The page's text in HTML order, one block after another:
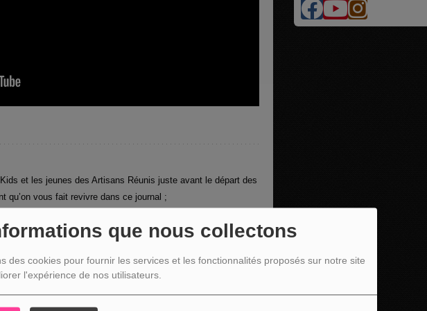
que nous collectons
des cookies pour fournir les services et les fonctionnalités proposés sur notre site
l'expérience de nos utilisateurs.
et les jeunes des Artisans Réunis juste avant le départ des
qu’on vous fait revivre dans ce journal ;
place à la Coupe de Belgique, avec un beau derby en tour
Thierry Neuville en Grèce ce week-end, le Saint-Vithois